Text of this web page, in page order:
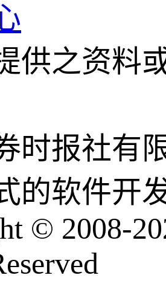
供之资料
时报社有
的软件开
© 2008-